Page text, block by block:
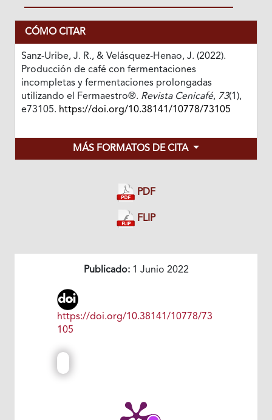
CÓMO CITAR
Sanz-Uribe, J. R., & Velásquez-Henao, J. (2022).
Producción de café con fermentaciones
incompletas y fermentaciones prolongadas
utilizando el Fermaestro®. Revista Cenicafé, 73(1),
e73105. https://doi.org/10.38141/10778/73105
MÁS FORMATOS DE CITA
PDF
FLIP
Publicado:1 Junio 2022
https://doi.org/10.38141/10778/73
105